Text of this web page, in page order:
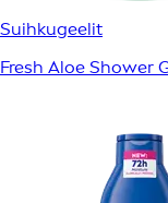
Suihkugeelit
Fresh Aloe Shower